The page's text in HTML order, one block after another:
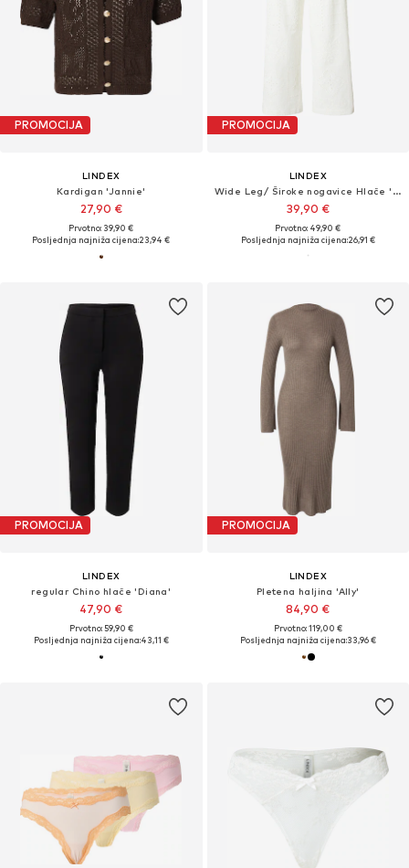
PROMOCIJA
LINDEX
Kardigan 'Jannie'
27,90 €
Prvotno: 39,90 €
Posljednja najniža cijena:23,94 €
PROMOCIJA
LINDEX
Wide Leg/ Široke nogavice Hlače 'Beatrice'
39,90 €
Prvotno: 49,90 €
Posljednja najniža cijena:26,91 €
PROMOCIJA
LINDEX
regular Chino hlače 'Diana'
47,90 €
Prvotno: 59,90 €
Posljednja najniža cijena:43,11 €
PROMOCIJA
LINDEX
Pletena haljina 'Ally'
84,90 €
Prvotno: 119,00 €
Posljednja najniža cijena:33,96 €